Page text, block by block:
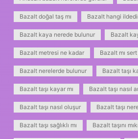
Bazalt doğal taş mı Bazalt hangi
Bazalt kaya nerede bulunur Bazalt
Bazalt metresi ne kadar Bazalt mı
Bazalt nerelerde bulunur Bazalt taşı
Bazalt taşı kayar mı Bazalt taşı nasıl
Bazalt taşı nasıl oluşur Bazalt taşı
Bazalt taşı sağlıklı mı Bazalt taşını